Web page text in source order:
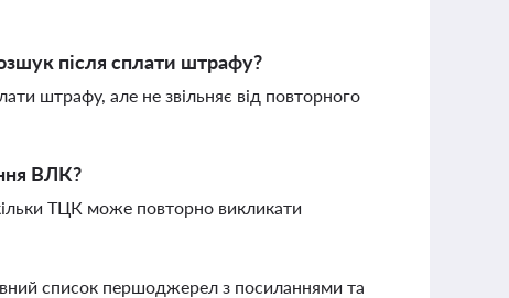
після сплати штрафу?
штрафу, але не звільняє від повторного
ВЛК?
ТЦК може повторно викликати
список першоджерел з посиланнями та